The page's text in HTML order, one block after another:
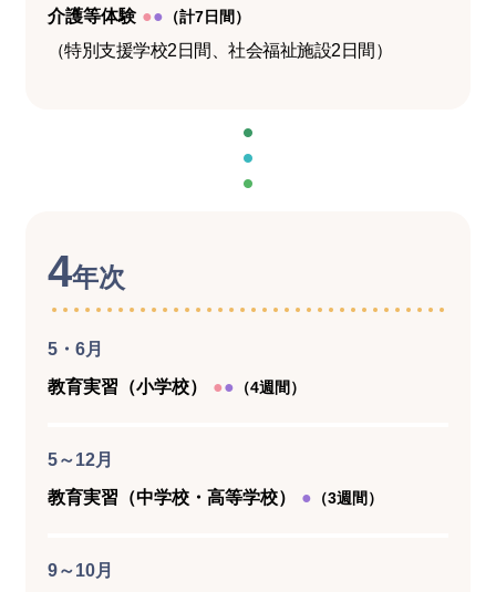
介護等体験 ●● （計7日間）
（特別支援学校2日間、社会福祉施設2日間）
4年次
5・6月
教育実習（小学校）
●● （4週間）
5～12月
教育実習（中学校・高等学校）
● （3週間）
9～10月